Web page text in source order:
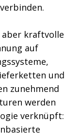
aber kraftvolle
auf
und
zunehmend
werden
verknüpft: